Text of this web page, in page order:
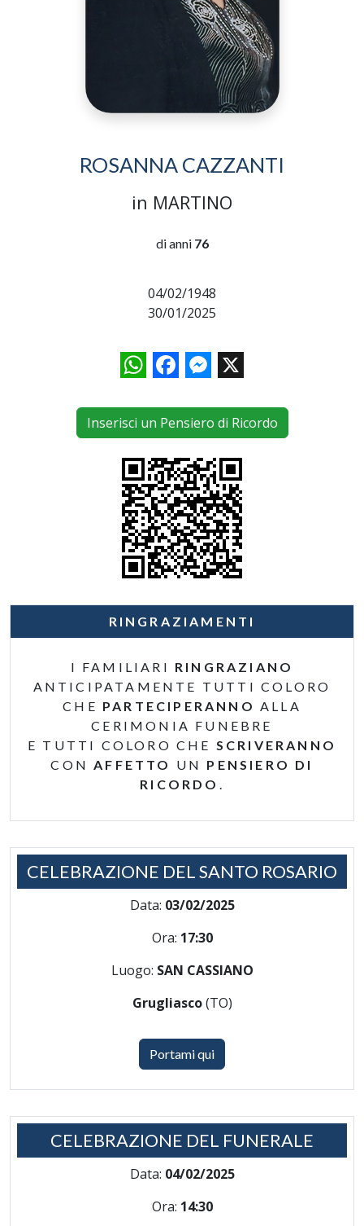
ROSANNA CAZZANTI
in MARTINO
di anni 76
04/02/1948
30/01/2025
WhatsAppFacebookMessenger
X
Inserisci un Pensiero di Ricordo
RINGRAZIAMENTI
I FAMILIARI RINGRAZIANO
ANTICIPATAMENTE TUTTI COLORO
CHE PARTECIPERANNO ALLA
CERIMONIA FUNEBRE
E TUTTI COLORO CHE SCRIVERANNO
CONAFFETTO UN PENSIERO DI
RICORDO .
CELEBRAZIONE DEL SANTO ROSARIO
Data: 03/02/2025
Ora: 17:30
Luogo: SAN CASSIANO
Grugliasco(TO)
Portami qui
CELEBRAZIONE DEL FUNERALE
Data: 04/02/2025
Ora: 14:30